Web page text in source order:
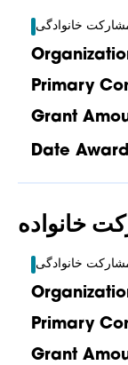
خانوادگی
Primary
Grant
Date
خانواده
خانوادگی
Primary
Grant